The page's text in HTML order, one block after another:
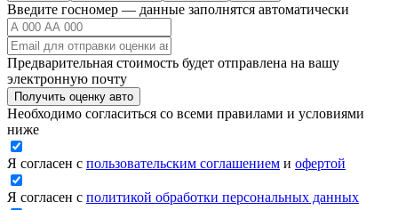
Введите госномер — данные заполнятся автоматически
Предварительная стоимость будет отправлена на вашу
электронную почту
Получить оценку авто
Необходимо согласиться со всеми правилами и условиями
ниже
Я согласен с пользовательским соглашением и офертой
Я согласен с политикой обработки персональных данных